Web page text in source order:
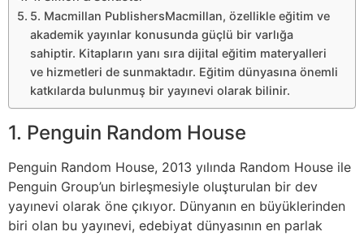
5. Macmillan PublishersMacmillan, özellikle eğitim ve
akademik yayınlar konusunda güçlü bir varlığa
sahiptir. Kitapların yanı sıra dijital eğitim materyalleri
ve hizmetleri de sunmaktadır. Eğitim dünyasına önemli
katkılarda bulunmuş bir yayınevi olarak bilinir.
1. Penguin Random House
Penguin Random House, 2013 yılında Random House ile
Penguin Group’un birleşmesiyle oluşturulan bir dev
yayınevi olarak öne çıkıyor. Dünyanın en büyüklerinden
biri olan bu yayınevi, edebiyat dünyasının en parlak